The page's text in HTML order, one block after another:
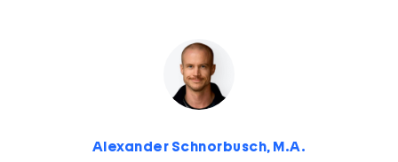
Alexander Schnorbusch, M.A.